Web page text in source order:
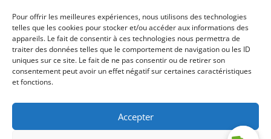
Pour offrir les meilleures expériences, nous utilisons des technologies
telles que les cookies pour stocker et/ou accéder aux informations des
appareils. Le fait de consentir à ces technologies nous permettra de
traiter des données telles que le comportement de navigation ou les ID
uniques sur ce site. Le fait de ne pas consentir ou de retirer son
consentement peut avoir un effet négatif sur certaines caractéristiques
et fonctions.
Accepter
vous au flash info bi-mensuel Tri Action!